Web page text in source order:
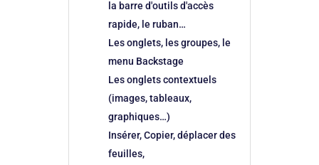
la barre d'outils d'accès
rapide, le ruban…
Les onglets, les groupes, le
menu Backstage
Les onglets contextuels
(images, tableaux,
graphiques…)
Insérer, Copier, déplacer des
feuilles,